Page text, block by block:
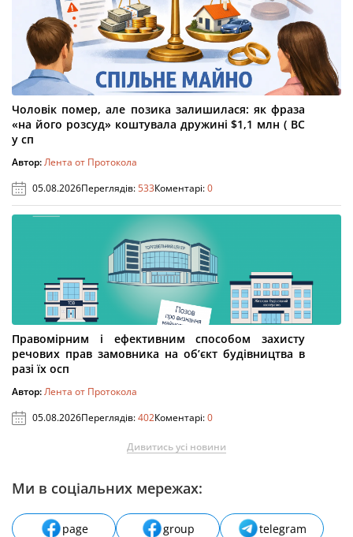
Чоловік помер, але позика залишилася: як фраза
«на його розсуд» коштувала дружині $1,1 млн ( ВС
у сп
Автор:Лента от Протокола
05.08.2026Переглядів:533Коментарі:0
Правомірним і ефективним способом захисту
речових прав замовника на об’єкт будівництва в
разі їх осп
Автор:Лента от Протокола
05.08.2026Переглядів:402Коментарі:0
Дивитись усі новини
Ми в соціальних мережах:
page group
telegram